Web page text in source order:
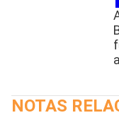
NOTAS